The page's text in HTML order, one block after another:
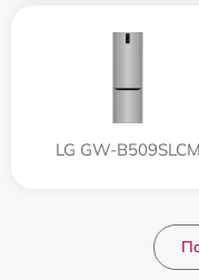
LG GW-B509SLCM